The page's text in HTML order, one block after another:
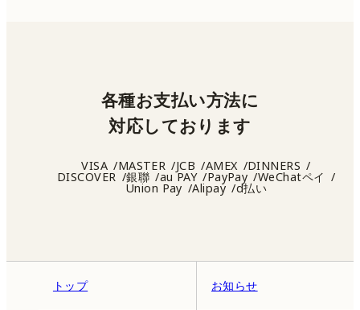
トップ お知らせ
各種お支払い方法に
対応しております
VISA MASTER JCB AMEX DINNERS
DISCOVER 銀聯 au PAY PayPay WeChatペイ
Union Pay Alipay d払い